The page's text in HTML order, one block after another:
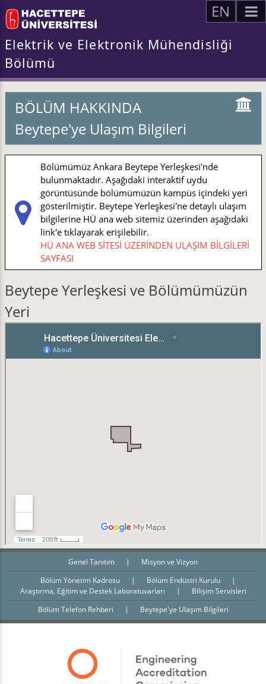
EN
Elektrik ve Elektronik Mühendisliği
Bölümü
BÖLÜM HAKKINDA
Beytepe'ye Ulaşım Bilgileri
Bölümümüz Ankara Beytepe Yerleşkesi'nde
bulunmaktadır. Aşağıdaki interaktif uydu
görüntüsünde bölümümüzün kampüs içindeki yeri
gösterilmiştir. Beytepe Yerleşkesi'ne detaylı ulaşım
bilgilerine HÜ ana web sitemiz üzerinden aşağıdaki
link'e tıklayarak erişilebilir.
HÜ ANA WEB SİTESİ ÜZERİNDEN ULAŞIM BİLGİLERİ
SAYFASI
Beytepe Yerleşkesi ve Bölümümüzün
Yeri
Genel Tanıtım |
Misyon ve Vizyon
Bölüm Yönetim Kadrosu
| Bölüm Endüstri Kurulu
|
Araştırma, Eğitim ve Destek Laboratuvarları
|
Bilişim Servisleri
Bölüm Telefon Rehberi
| Beytepe'ye Ulaşım Bilgileri